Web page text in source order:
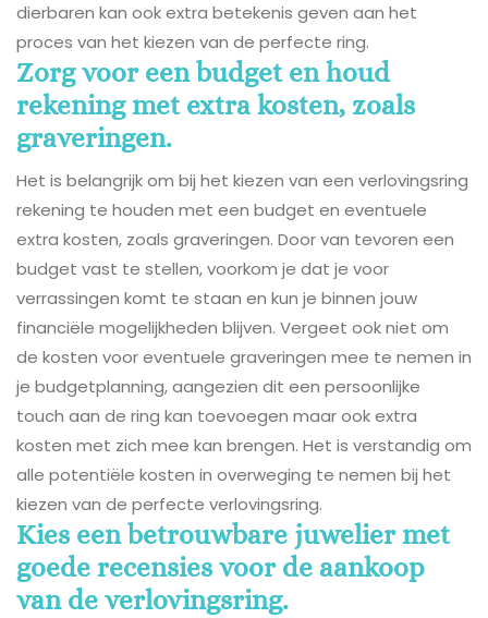
dierbaren kan ook extra betekenis geven aan het
proces van het kiezen van de perfecte ring.
Zorg voor een budget en houd
rekening met extra kosten, zoals
graveringen.
Het is belangrijk om bij het kiezen van een verlovingsring
rekening te houden met een budget en eventuele
extra kosten, zoals graveringen. Door van tevoren een
budget vast te stellen, voorkom je dat je voor
verrassingen komt te staan en kun je binnen jouw
financiële mogelijkheden blijven. Vergeet ook niet om
de kosten voor eventuele graveringen mee te nemen in
je budgetplanning, aangezien dit een persoonlijke
touch aan de ring kan toevoegen maar ook extra
kosten met zich mee kan brengen. Het is verstandig om
alle potentiële kosten in overweging te nemen bij het
kiezen van de perfecte verlovingsring.
Kies een betrouwbare juwelier met
goede recensies voor de aankoop
van de verlovingsring.